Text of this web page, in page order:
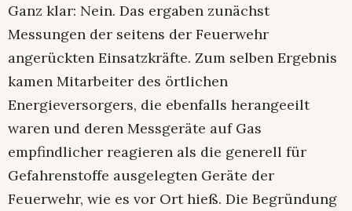
Ganz klar: Nein. Das ergaben zunächst
Messungen der seitens der Feuerwehr
angerückten Einsatzkräfte. Zum selben Ergebnis
kamen Mitarbeiter des örtlichen
Energieversorgers, die ebenfalls herangeeilt
waren und deren Messgeräte auf Gas
empfindlicher reagieren als die generell für
Gefahrenstoffe ausgelegten Geräte der
Feuerwehr, wie es vor Ort hieß. Die Begründung